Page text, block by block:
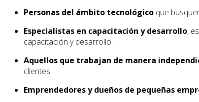
Personas del ámbito tecnológico que
Especialistas en capacitación y desarrollo,
capacitación y desarrollo.
Aquellos que trabajan de manera
clientes.
Emprendedores y dueños de pequeñas